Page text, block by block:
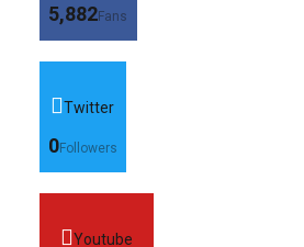
5,882Fans
Twitter
0Followers
Youtube